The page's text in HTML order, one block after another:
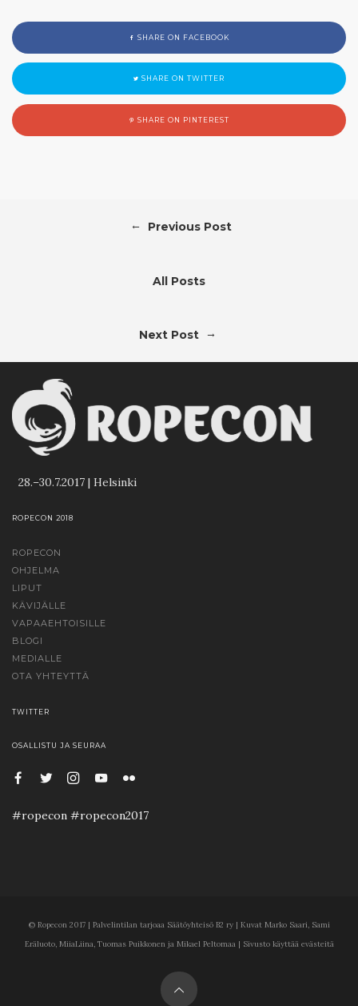
SHARE ON FACEBOOK
SHARE ON TWITTER
SHARE ON PINTEREST
← Previous Post
All Posts
Next Post →
28.–30.7.2017 | Helsinki
ROPECON 2018
ROPECON
OHJELMA
LIPUT
KÄVIJÄLLE
VAPAAEHTOISILLE
BLOGI
MEDIALLE
OTA YHTEYTTÄ
TWITTER
OSALLISTU JA SEURAA
#ropecon #ropecon2017
© Ropecon 2017 | Palvelintilan tarjoaa Säätöyhteisö B2 ry | Kuvat Marko Saari, Sami
Eräluoto, MiiaLiina, Tuomas Puikkonen ja Mikael Peltomaa | Sivusto käyttää evästeitä